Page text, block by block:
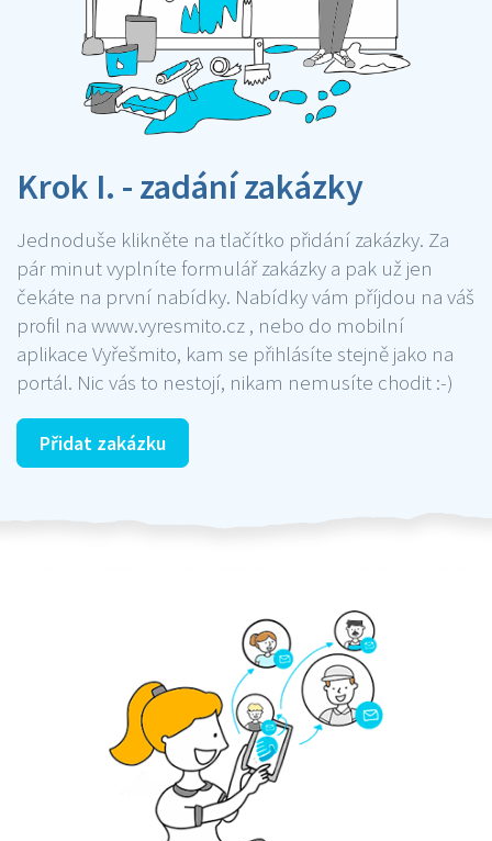
Krok I. - zadání zakázky
Jednoduše klikněte na tlačítko přidání zakázky. Za
pár minut vyplníte formulář zakázky a pak už jen
čekáte na první nabídky. Nabídky vám příjdou na váš
profil na www.vyresmito.cz , nebo do mobilní
aplikace Vyřešmito, kam se přihlásíte stejně jako na
portál. Nic vás to nestojí, nikam nemusíte chodit :-)
Přidat zakázku